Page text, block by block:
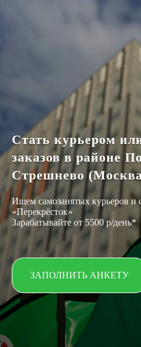
Стать курьером
заказов в районе
Стрешнево
Ищем самозанятых курьеров и
«Перекрёсток»
Зарабатывайте от 5500 р/день*
ЗАПОЛНИТЬ АНКЕТУ